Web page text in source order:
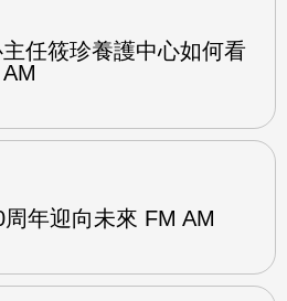
任筱珍養護中心如何看
年迎向未來 FM AM